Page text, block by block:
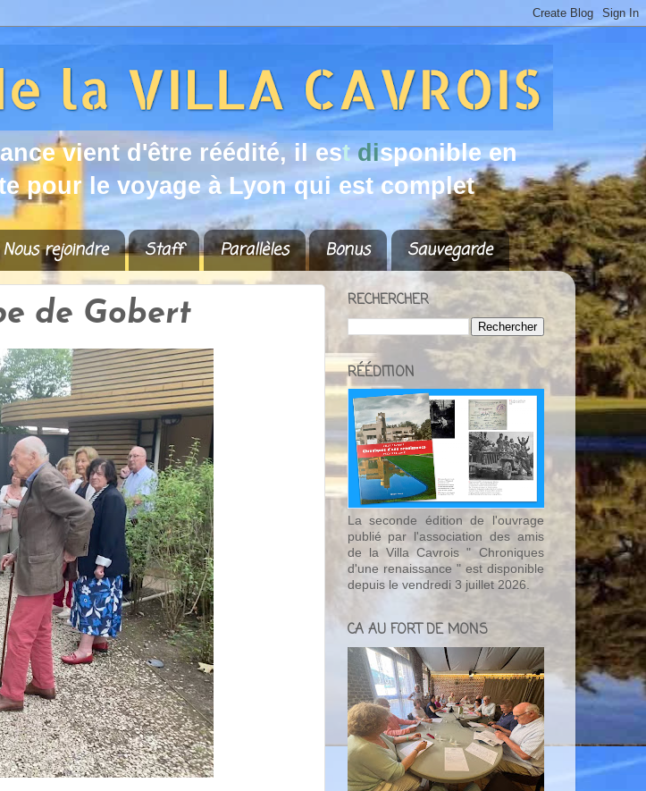
ance vient d'être rééd ité, il est disponible en
e pour e voyage à Lyon qui est complet
Nous rejoindre Staff Parallèles Bonus Sauvegarde
de Gobert RECHERCHER
RÉÉDITION
La seconde édition de l'ouvrage
publié par l'association des amis
de la Villa Cavrois " Chroniques
d'une renaissance " est disponible
depuis le vendredi 3 juillet 2026.
CA AU FORT DE MONS